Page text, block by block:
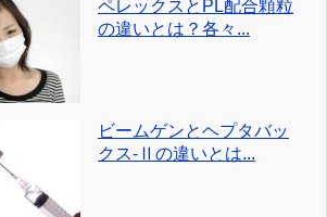
ペレックスとPL配合顆粒
の違いとは？各々...
ビームゲンとヘプタバッ
クス-Ⅱの違いとは...